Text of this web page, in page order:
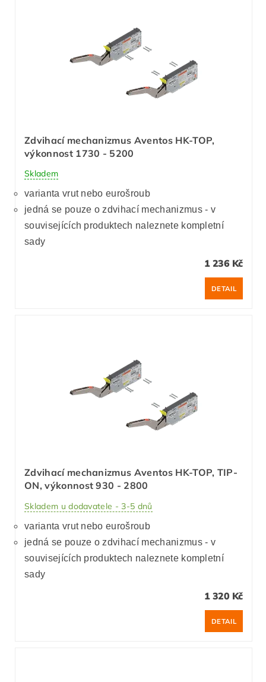
Zdvihací mechanizmus Aventos HK-TOP,
výkonnost 1730 - 5200
Skladem
varianta vrut nebo eurošroub
jedná se pouze o zdvihací mechanizmus - v
souvisejících produktech naleznete kompletní
sady
1 236 Kč
DETAIL
Zdvihací mechanizmus Aventos HK-TOP, TIP-
ON, výkonnost 930 - 2800
Skladem u dodavatele - 3-5 dnů
varianta vrut nebo eurošroub
jedná se pouze o zdvihací mechanizmus - v
souvisejících produktech naleznete kompletní
sady
1 320 Kč
DETAIL